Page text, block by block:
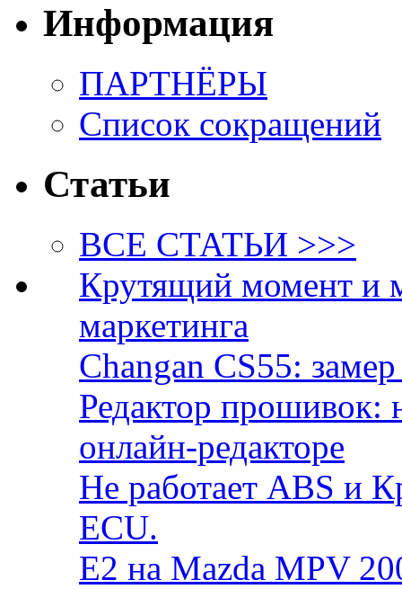
Информация
ПАРТНЁРЫ
Список сокращений
Статьи
ВСЕ СТАТЬИ >>>
Крутящий момент и
маркетинга
Changan CS55:
Редактор прошивок:
онлайн-редакторе
Не работает ABS и
ECU.
E2 на Mazda MPV